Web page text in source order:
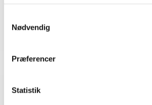
Nødvendig
Præferencer
Statistik